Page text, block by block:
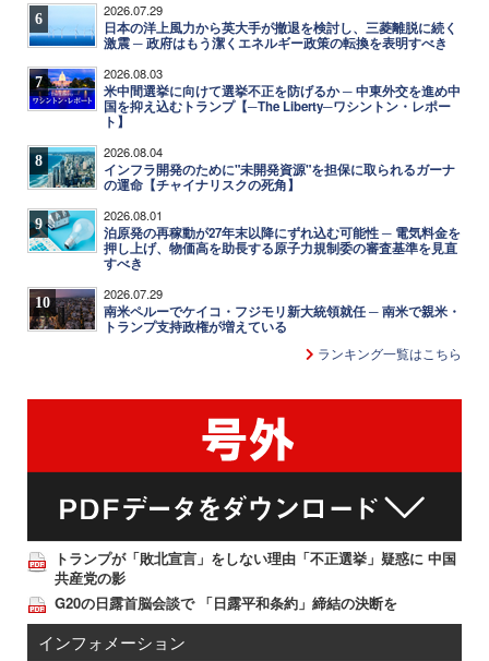
6 2026.07.29
日本の洋上風力から英大手が撤退を検討し、三菱離脱に続く
激震 ─ 政府はもう潔くエネルギー政策の転換を表明すべき
7 2026.08.03
米中間選挙に向けて選挙不正を防げるか ─ 中東外交を進め中
国を抑え込むトランプ【─The Liberty─ワシントン・レポー
ト】
8 2026.08.04
インフラ開発のために"未開発資源"を担保に取られるガーナ
の運命【チャイナリスクの死角】
9 2026.08.01
泊原発の再稼動が27年末以降にずれ込む可能性 ─ 電気料金を
押し上げ、物価高を助長する原子力規制委の審査基準を見直
すべき
10 2026.07.29
南米ペルーでケイコ・フジモリ新大統領就任 ─ 南米で親米・
トランプ支持政権が増えている
ランキング一覧はこちら
トランプが「敗北宣言」をしない理由「不正選挙」疑惑に 中国
共産党の影
G20の日露首脳会談で 「日露平和条約」締結の決断を
インフォメーション